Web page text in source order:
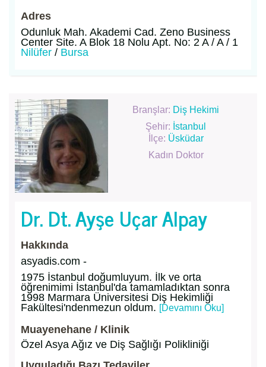
Adres
Odunluk Mah. Akademi Cad. Zeno Business
Center Site. A Blok 18 Nolu Apt. No: 2 A / A / 1
Nilüfer / Bursa
Branşlar: Diş Hekimi
Şehir: İstanbul
İlçe: Üsküdar
Kadın Doktor
Dr. Dt. Ayşe Uçar Alpay
Hakkında
asyadis.com -
1975 İstanbul doğumluyum. İlk ve orta
öğrenimimi İstanbul'da tamamladıktan sonra
1998 Marmara Üniversitesi Diş Hekimliği
Fakültesi'ndenmezun oldum. [Devamını Oku]
Muayenehane / Klinik
Özel Asya Ağız ve Diş Sağlığı Polikliniği